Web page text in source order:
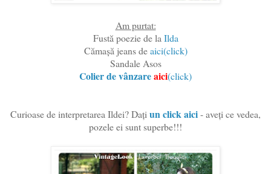
Am purtat:
Fustă poezie de la Ilda
Cămașă jeans deaici(click)
Sandale Asos
Colier de vânzareaici(click)
Curioase de interpretarea Ildei? Dați un click aici- aveți ce vedea,
pozele ei sunt superbe!!!